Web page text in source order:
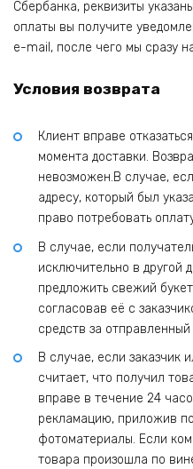
Сбербанка, реквизиты
оплаты вы получите
e-mail, после чего мы сразу
Условия возврата
Клиент вправе
момента доставки.
невозможен.В случае,
адресу, который был
право потребовать
В случае, если
исключительно в другой
предложить свежий
согласовав её с
средств за
В случае, если заказчик
считает, что получил
вправе в течение 24
рекламацию, приложив
фотоматериалы. Если
товара произошла по